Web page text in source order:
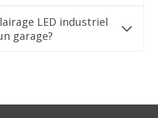
LED industriel
garage?